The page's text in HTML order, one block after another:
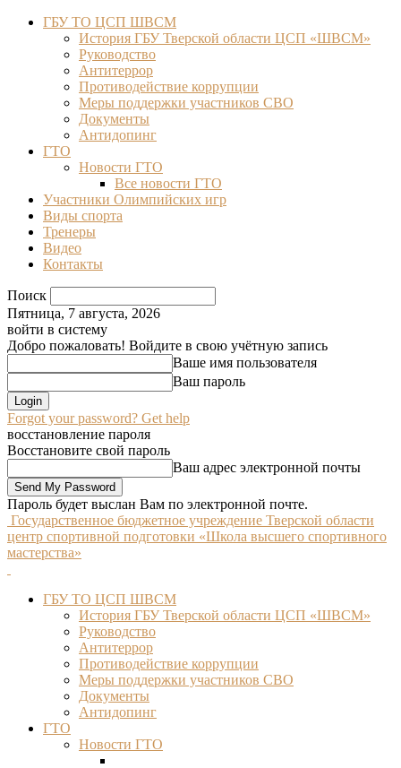
ГБУ ТО ЦСП ШВСМ
История ГБУ Тверской области ЦСП «ШВСМ»
Руководство
Антитеррор
Противодействие коррупции
Меры поддержки участников СВО
Документы
Антидопинг
ГТО
Новости ГТО
Все новости ГТО
Участники Олимпийских игр
Виды спорта
Тренеры
Видео
Контакты
Поиск
Пятница, 7 августа, 2026
войти в систему
Добро пожаловать! Войдите в свою учётную запись
Ваше имя пользователя
Ваш пароль
Forgot your password? Get help
восстановление пароля
Восстановите свой пароль
Ваш адрес электронной почты
Пароль будет выслан Вам по электронной почте.
Государственное бюджетное учреждение Тверской области
центр спортивной подготовки «Школа высшего спортивного
мастерства»
ГБУ ТО ЦСП ШВСМ
История ГБУ Тверской области ЦСП «ШВСМ»
Руководство
Антитеррор
Противодействие коррупции
Меры поддержки участников СВО
Документы
Антидопинг
ГТО
Новости ГТО